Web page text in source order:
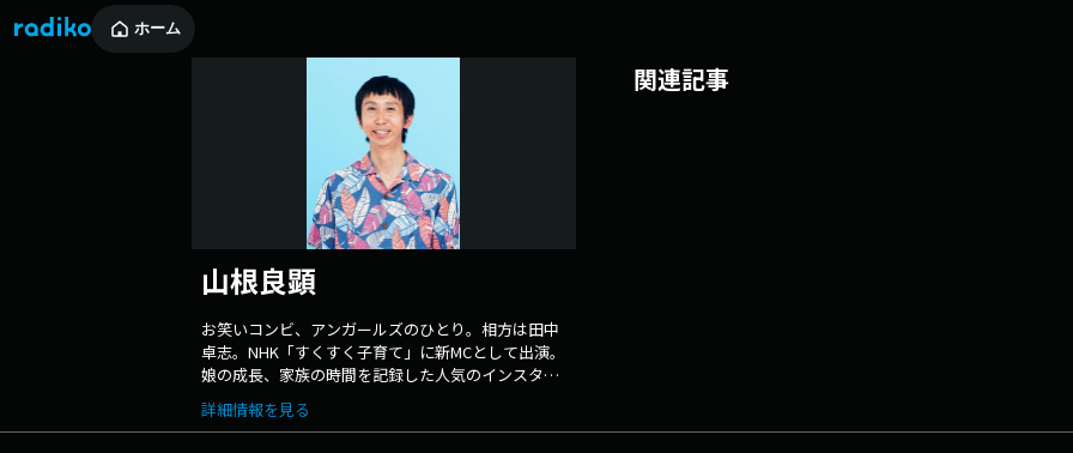
ホーム
山根良顕
お笑いコンビ、アンガールズのひとり。相方は田中
卓志。NHK「すくすく子育て」に新MCとして出演。
娘の成長、家族の時間を記録した人気のインスタグ
ラムが2016年10月に「家族の瞬間 ～
Instagram*oment～」(KADOKAWA刊)が書籍化。特
詳細情報を見る
関連記事